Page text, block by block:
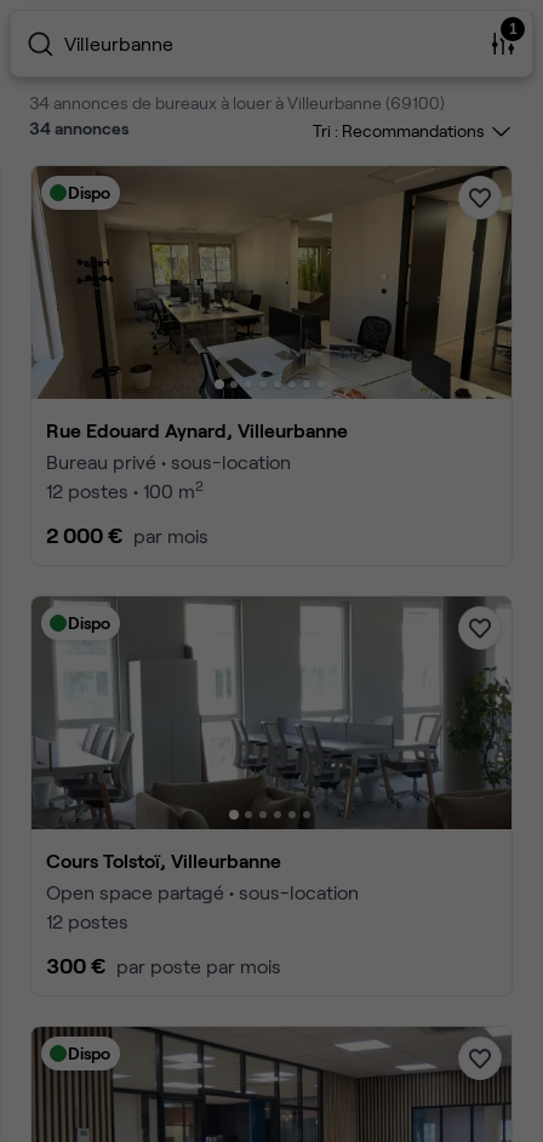
Villeurbanne
1
34 annonces de bureaux à louer à Villeurbanne (69100)
34annonces Tri :
Dispo
Rue Edouard Aynard, Villeurbanne
Bureau privé • sous-location
12 postes • 100 m2
2 000 € par mois
Dispo
Cours Tolstoï, Villeurbanne
Open space partagé • sous-location
12 postes
300 € par poste par mois
Dispo